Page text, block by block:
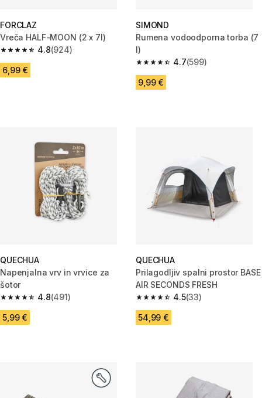
FORCLAZ
Vreča HALF-MOON (2 x 7l)
4.8
4.8 od 5 zvezdic from 924 ocene
(924)
6,99 €
SIMOND
Rumena vodoodporna torba (7
l)
4.7
4.7 od 5 zvezdic from 599
(599)
9,99 €
QUECHUA
Napenjalna vrv in vrvice za
šotor
4.8
4.8 od 5 zvezdic from 491 ocene
(491)
5,99 €
QUECHUA
Prilagodljiv spalni prostor BASE
AIR SECONDS FRESH
4.5
4.5 od 5 zvezdic from 33 ocene
(33)
54,99 €